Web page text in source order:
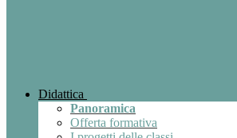
Didattica
Panoramica
Offerta formativa